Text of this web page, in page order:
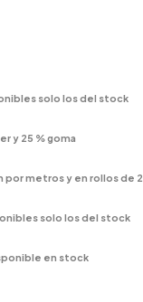
solo los del stock
y 25 % goma
por metros y en rollos de
solo los del stock
en stock